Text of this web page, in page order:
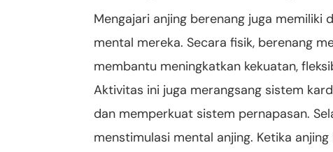
Mengajari anjing berenang juga
mental mereka. Secara fisik, berenang
membantu meningkatkan kekuatan,
Aktivitas ini juga merangsang sistem
dan memperkuat sistem pernapasan.
menstimulasi mental anjing. Ketika